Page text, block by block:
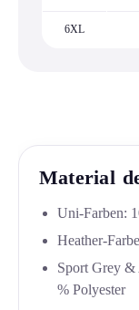
6XL
Material
Uni-Farben:
Heather-
Sport Grey &
% Polyester